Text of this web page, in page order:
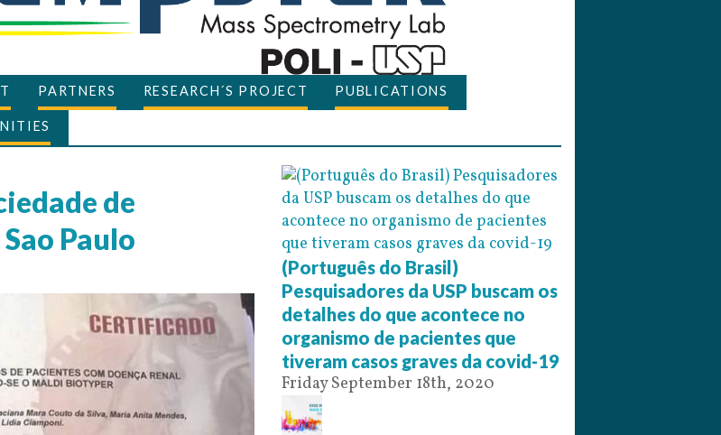
PARTNERS RESEARCH´S PROJECT PUBLICATIONS
de
Paulo
(Português do Brasil)
Pesquisadores da USP buscam os
detalhes do que acontece no
organismo de pacientes que
tiveram casos graves da covid-19
Friday September 18th, 2020